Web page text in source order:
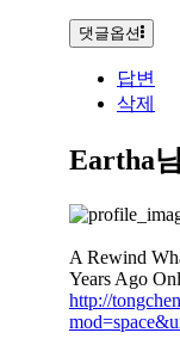
댓글옵션
답변
삭제
Eartha
A Rewind
Years Ago
http://